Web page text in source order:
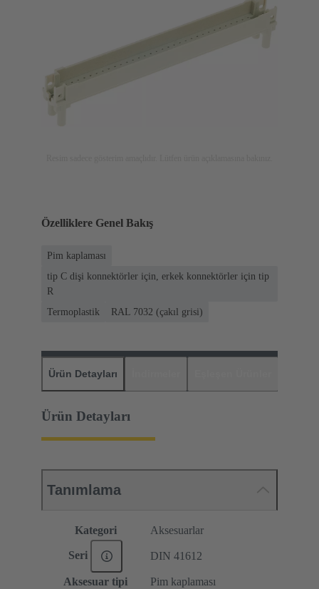
Özelliklere Genel Bakış
Pim kaplaması
tip C dişi konnektörler için, erkek konnektörler için tip
R
Termoplastik
RAL 7032 (çakıl grisi)
Ürün Detayları
Ürün Detayları
Tanımlama
Kategori Aksesuarlar
Seri DIN 41612
Aksesuar tipi
Pim kaplaması